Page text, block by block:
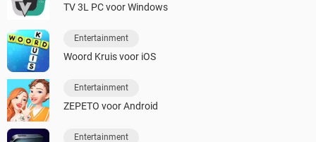
TV 3L PC voor Windows
Entertainment
Woord Kruis voor iOS
Entertainment
ZEPETO voor Android
Entertainment